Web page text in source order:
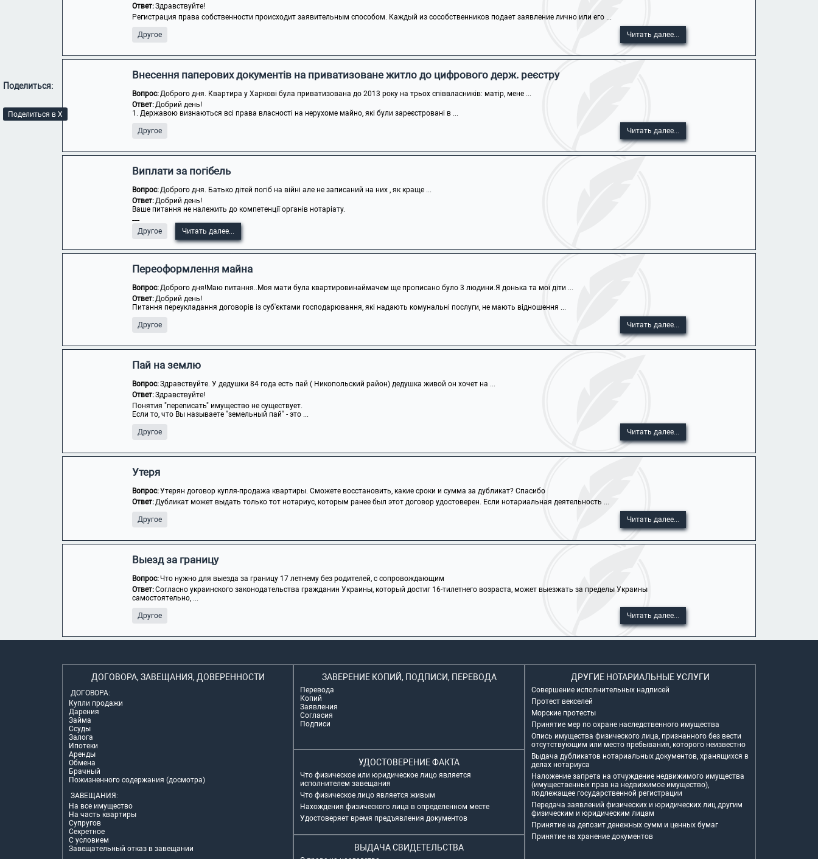
Поделиться:
Поделиться в X
Ответ:Здравствуйте!
Регистрация права собственности происходит заявительным способом. Каждый из сособственников подает заявление лично или его ...
Другое Читать далее...
Внесення паперових документів на приватизоване житло до цифрового держ. реєстру
Вопрос:Доброго дня. Квартира у Харкові була приватизована до 2013 року на трьох співвласників: матір, мене ...
Ответ:Добрий день!
1. Державою визнаються всі права власності на нерухоме майно, які були зареєстровані в ...
Другое Читать далее...
Виплати за погібель
Вопрос:Доброго дня. Батько дітей погіб на війні але не записаний на них , як краще ...
Ответ:Добрий день!
Ваше питання не належить до компетенції органів нотаріату.
----
Другое
Читать далее...
Переоформлення майна
Вопрос:Доброго дня!Маю питання..Моя мати була квартировинаймачем ще прописано було 3 людини.Я донька та мої діти ...
Ответ:Добрий день!
Питання переукладання договорів із суб'єктами господарювання, які надають комунальні послуги, не мають відношення ...
Другое Читать далее...
Пай на землю
Вопрос:Здравствуйте. У дедушки 84 года есть пай ( Никопольский район) дедушка живой он хочет на ...
Ответ:Здравствуйте!
Понятия "переписать" имущество не существует.
Если то, что Вы называете "земельный пай" - это ...
Другое Читать далее...
Утеря
Вопрос:Утерян договор купля-продажа квартиры. Сможете восстановить, какие сроки и сумма за дубликат? Спасибо
Ответ:Дубликат может выдать только тот нотариус, которым ранее был этот договор удостоверен. Если нотариальная деятельность ...
Другое Читать далее...
Выезд за границу
Вопрос:Что нужно для выезда за границу 17 летнему без родителей, с сопровождающим
Ответ:Согласно украинского законодательства гражданин Украины, который достиг 16-тилетнего возраста, может выезжать за пределы Украины
самостоятельно, ...
Другое Читать далее...
ДОГОВОРА, ЗАВЕЩАНИЯ, ДОВЕРЕННОСТИ
ДОГОВОРА:
Купли продажи
Дарения
Займа
Ссуды
Залога
Ипотеки
Аренды
Обмена
Брачный
Пожизненного содержания (досмотра)
ЗАВЕЩАНИЯ:
На все имущество
На часть квартиры
Супругов
Секретное
С условием
Завещательный отказ в завещании
ЗАВЕРЕНИЕ КОПИЙ, ПОДПИСИ, ПЕРЕВОДА
Перевода
Копий
Заявления
Согласия
Подписи
УДОСТОВЕРЕНИЕ ФАКТА
Что физическое или юридическое лицо является
исполнителем завещания
Что физическое лицо является живым
Нахождения физического лица в определенном месте
Удостоверяет время предъявления документов
ВЫДАЧА СВИДЕТЕЛЬСТВА
ДРУГИЕ НОТАРИАЛЬНЫЕ УСЛУГИ
Совершение исполнительных надписей
Протест векселей
Морские протесты
Принятие мер по охране наследственного имущества
Опись имущества физического лица, признанного без вести
отсутствующим или место пребывания, которого неизвестно
Выдача дубликатов нотариальных документов, хранящихся в
делах нотариуса
Наложение запрета на отчуждение недвижимого имущества
(имущественных прав на недвижимое имущество),
подлежащее государственной регистрации
Передача заявлений физических и юридических лиц другим
физическим и юридическим лицам
Принятие на депозит денежных сумм и ценных бумаг
Принятие на хранение документов